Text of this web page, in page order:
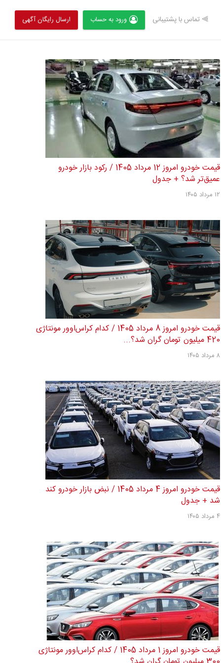
⫸ تماس با پشتیبانی ورود به حساب ارسال رایگان آگهی
قیمت خودرو امروز 12 مرداد 1405 / رکود بازار خودرو
عمیق‌تر شد؟ + جدول
۱۲ مرداد ۱۴۰۵
قیمت خودرو امروز 8 مرداد 1405 / کدام کراس‌اوور مونتاژی
420 میلیون تومان گران شد؟...
۸ مرداد ۱۴۰۵
قیمت خودرو امروز 4 مرداد 1405 / نبض بازار خودرو کند
شد + جدول
۴ مرداد ۱۴۰۵
قیمت خودرو امروز 1 مرداد 1405 / کدام کراس‌اوور مونتاژی